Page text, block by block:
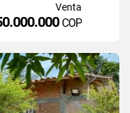
Venta
COP